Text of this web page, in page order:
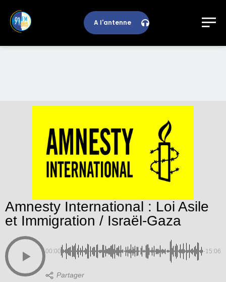
A l'antenne
Amnesty International : Loi Asile
et Immigration / Israël-Gaza
00:00 -15:06